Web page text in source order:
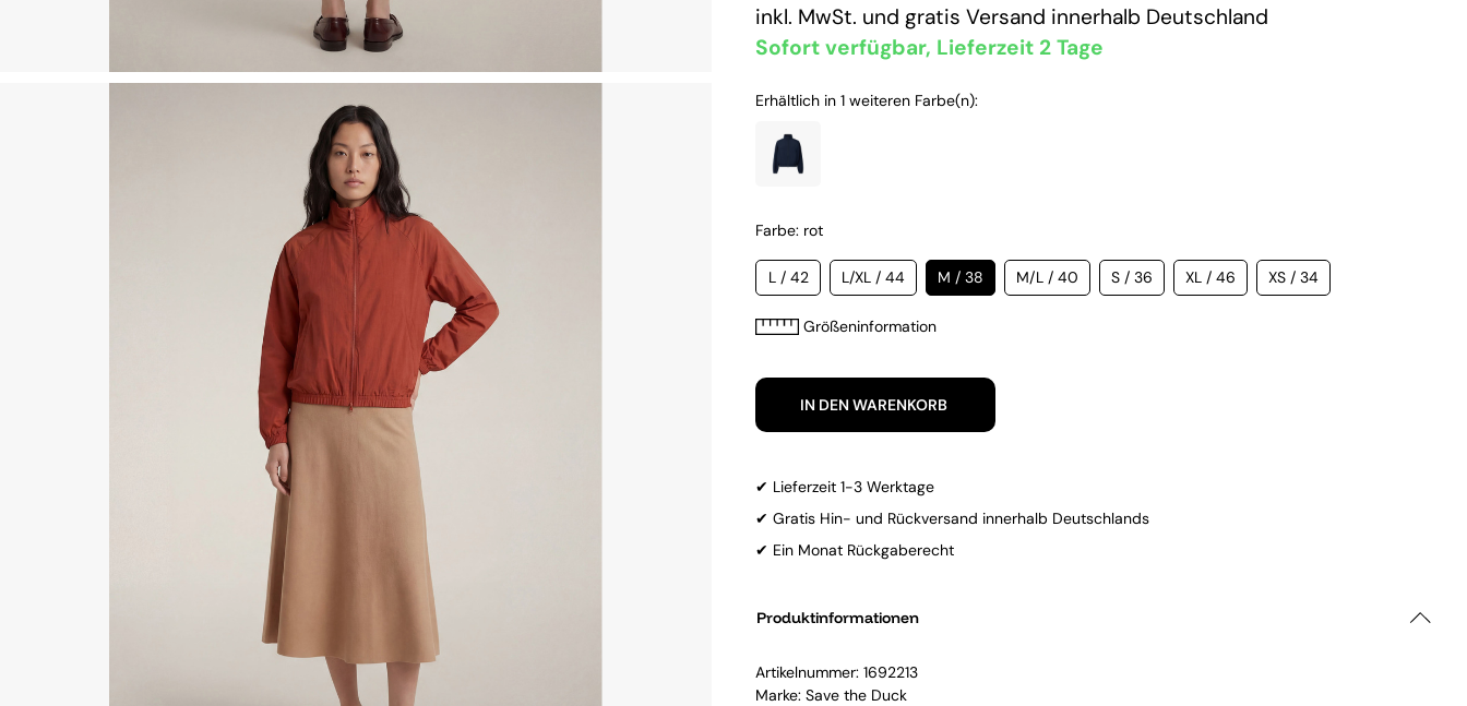
inkl. MwSt. und gratis Versand innerhalb Deutschland
Sofort verfügbar, Lieferzeit 2 Tage
Erhältlich in 1 weiteren Farbe(n):
Farbe: rot
L / 42 L/XL / 44 M / 38 M/L / 40 S / 36 XL / 46 XS / 34
Größeninformation
IN DEN WARENKORB
✔ Lieferzeit 1-3 Werktage
✔ Gratis Hin- und Rückversand innerhalb Deutschlands
✔ Ein Monat Rückgaberecht
Produktinformationen
Artikelnummer: 1692213
Marke: Save the Duck